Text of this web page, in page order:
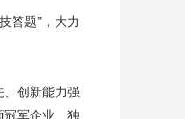
答题”，大力
创新能力强
军企业、独